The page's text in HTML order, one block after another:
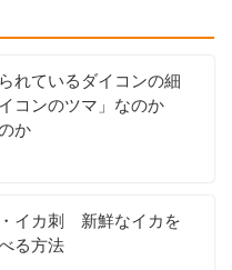
れているダイコンの細
コンのツマ」なのか
か
イカ刺 新鮮なイカを
る方法